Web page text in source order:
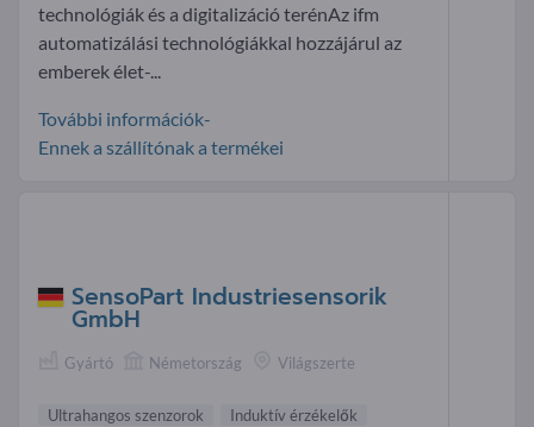
technológiák és a digitalizáció terénAz ifm
automatizálási technológiákkal hozzájárul az
emberek élet-...
További információk-
Ennek a szállítónak a termékei
SensoPart Industriesensorik
GmbH
Gyártó Németország Világszerte
Ultrahangos szenzorok
Induktív érzékelők